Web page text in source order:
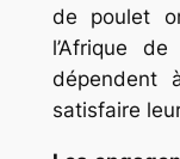
de poulet
l’Afrique
dépendent
satisfaire